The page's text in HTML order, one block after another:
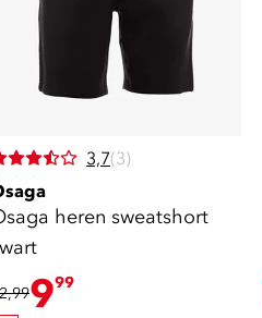
3,7(3)
heren sweatshort
999